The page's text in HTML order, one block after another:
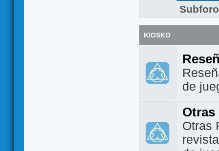
KIOSKO
de
Otras
Otras